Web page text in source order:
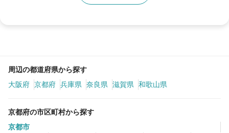
周辺の都道府県から探す
大阪府 京都府 兵庫県 奈良県 滋賀県 和歌山県
京都府の市区町村から探す
京都市